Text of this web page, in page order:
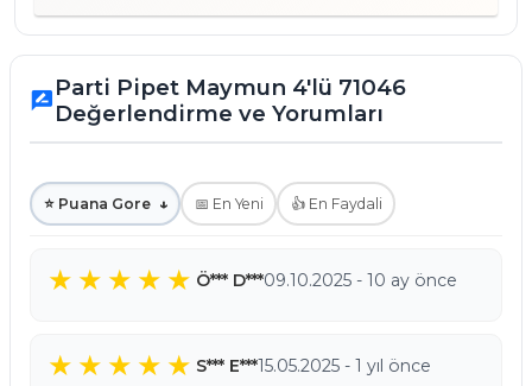
rate_reviewParti Pipet Maymun 4'lü 71046
Değerlendirme ve Yorumları
⭐ Puana Gore ↓ 📅 En Yeni 👍 En Faydali
Ö*** D***09.10.2025 - 10 ay önce
S*** E***15.05.2025 - 1 yıl önce